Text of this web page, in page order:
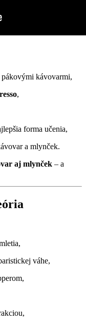
kávovarmi,
,
forma učenia,
a mlynček.
aj mlynček – a
váhe,